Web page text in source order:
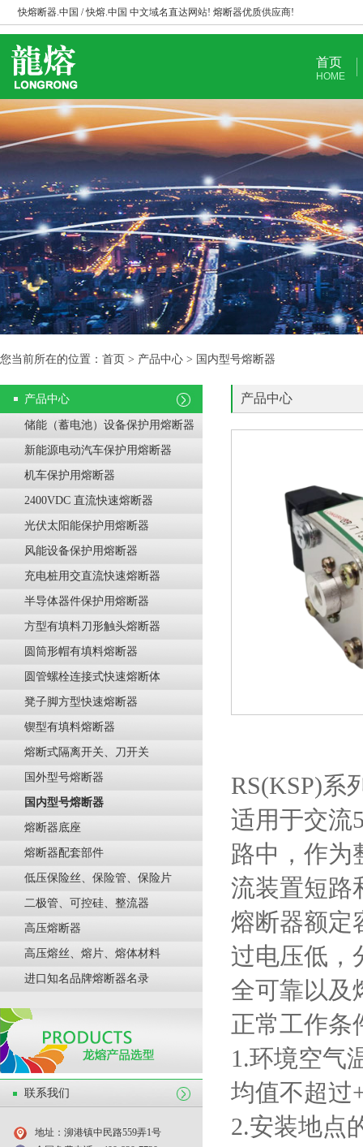
快熔断器.中国 / 快熔.中国 中文域名直达网站! 熔断器优质供应商!
首页
HOME
您当前所在的位置：首页 > 产品中心 > 国内型号熔断器
产品中心
储能（蓄电池）设备保护用熔断器
新能源电动汽车保护用熔断器
机车保护用熔断器
2400VDC 直流快速熔断器
光伏太阳能保护用熔断器
风能设备保护用熔断器
充电桩用交直流快速熔断器
半导体器件保护用熔断器
方型有填料刀形触头熔断器
圆筒形帽有填料熔断器
圆管螺栓连接式快速熔断体
凳子脚方型快速熔断器
锲型有填料熔断器
熔断式隔离开关、刀开关
国外型号熔断器
国内型号熔断器
熔断器底座
熔断器配套部件
低压保险丝、保险管、保险片
二极管、可控硅、整流器
高压熔断器
高压熔丝、熔片、熔体材料
进口知名品牌熔断器名录
联系我们
地址：泖港镇中民路559弄1号
产品中心
RS(KSP)系
适用于交流
路中，作为
流装置短路
熔断器额定
过电压低，
全可靠以及
正常工作条
1.环境空气
均值不超过
2.安装地点